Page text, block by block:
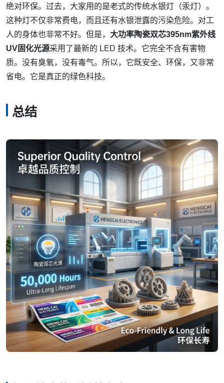
绝对环保。过去，大家用的是老式的传统水银灯（汞灯）。
这种灯不仅非常费电，而且还有水银泄露的污染危险。对工
人的身体也非常不好。但是， 大功率陶瓷双芯395nm紫外线
UV固化光源采用了最新的 LED 技术。它完全不含有害物
质。没有臭氧，没有毒气。所以，它既安全、环保，又非常
省电。它是真正的绿色科技。
总结